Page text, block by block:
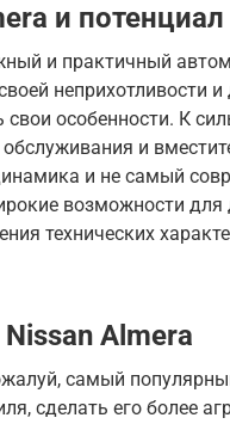
и
и практичный
неприхотливости
свои особенности. К
и
и не самый
возможности для
технических
Almera
самый
сделать его более